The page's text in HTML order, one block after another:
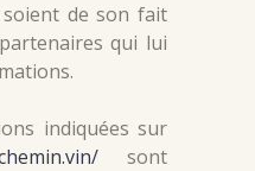
soient de son fait
qui lui
indiquées sur
sont